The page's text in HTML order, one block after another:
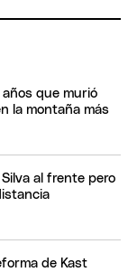
años que murió
la montaña más
al frente pero
de Kast